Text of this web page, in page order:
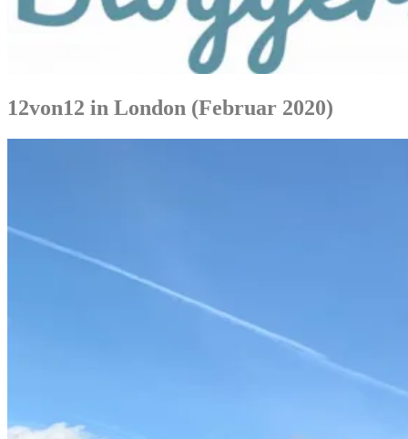
12von12 in London (Februar 2020)